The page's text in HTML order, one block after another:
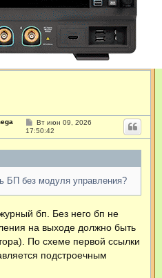
С
о
о
и
Вт июн 09, 2026
17:50:42
БП без модуля управления?
бп. Без него бп не
на выходе должно быть
По схеме первой ссылки
подстроечным